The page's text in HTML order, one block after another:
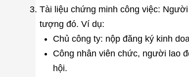
Tài liệu chứng minh công việc:
tượng đó. Ví dụ:
Chủ công ty: nộp đăng ký kinh
Công nhân viên chức, người lao
hội.